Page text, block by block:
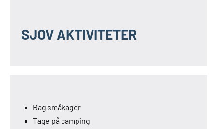
SJOV AKTIVITETER
Bag småkager
Tage på camping